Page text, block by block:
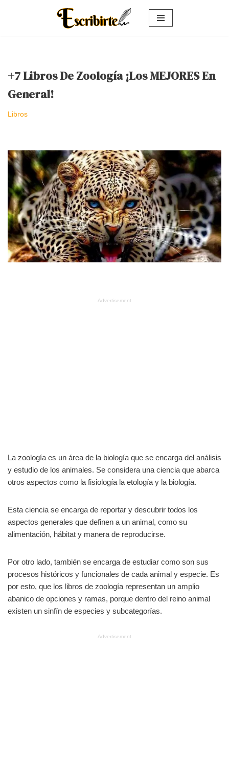
+7 Libros De Zoología ¡Los MEJORES En
General!
Libros
Advertisement
La zoología es un área de la biología que se encarga del análisis
y estudio de los animales. Se considera una ciencia que abarca
otros aspectos como la fisiología la etología y la biología.
Esta ciencia se encarga de reportar y descubrir todos los
aspectos generales que definen a un animal, como su
alimentación, hábitat y manera de reproducirse.
Por otro lado, también se encarga de estudiar como son sus
procesos históricos y funcionales de cada animal y especie. Es
por esto, que los libros de zoología representan un amplio
abanico de opciones y ramas, porque dentro del reino animal
existen un sinfín de especies y subcategorías.
Advertisement